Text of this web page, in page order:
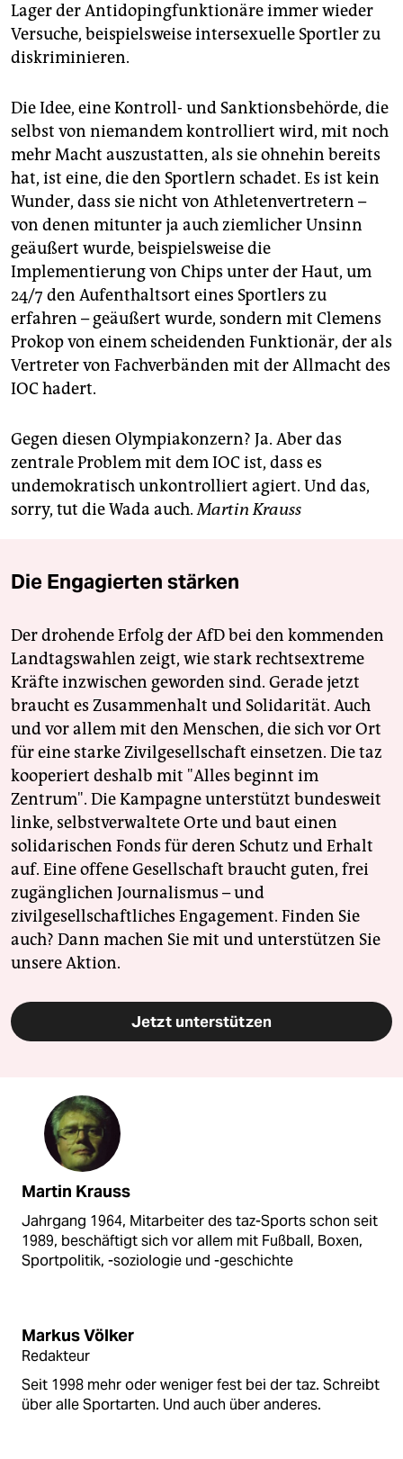
Lager der Antidopingfunktionäre immer wieder
Versuche, beispielsweise intersexuelle Sportler zu
diskriminieren.
Die Idee, eine Kontroll- und Sanktionsbehörde, die
selbst von niemandem kontrolliert wird, mit noch
mehr Macht auszustatten, als sie ohnehin bereits
hat, ist eine, die den Sportlern schadet. Es ist kein
Wunder, dass sie nicht von Athletenvertretern –
von denen mitunter ja auch ziemlicher Unsinn
geäußert wurde, beispielsweise die
Implementierung von Chips unter der Haut, um
24/7 den Aufenthaltsort eines Sportlers zu
erfahren – geäußert wurde, sondern mit Clemens
Prokop von einem scheidenden Funktionär, der als
Vertreter von Fachverbänden mit der Allmacht des
IOC hadert.
Gegen diesen Olympiakonzern? Ja. Aber das
zentrale Problem mit dem IOC ist, dass es
undemokratisch unkontrolliert agiert. Und das,
sorry, tut die Wada auch.Martin Krauss
Die Engagierten stärken
Der drohende Erfolg der AfD bei den kommenden
Landtagswahlen zeigt, wie stark rechtsextreme
Kräfte inzwischen geworden sind. Gerade jetzt
braucht es Zusammenhalt und Solidarität. Auch
und vor allem mit den Menschen, die sich vor Ort
für eine starke Zivilgesellschaft einsetzen. Die taz
kooperiert deshalb mit "Alles beginnt im
Zentrum". Die Kampagne unterstützt bundesweit
linke, selbstverwaltete Orte und baut einen
solidarischen Fonds für deren Schutz und Erhalt
auf. Eine offene Gesellschaft braucht guten, frei
zugänglichen Journalismus – und
zivilgesellschaftliches Engagement. Finden Sie
auch? Dann machen Sie mit und unterstützen Sie
unsere Aktion.
Jetzt unterstützen
Martin Krauss
Jahrgang 1964, Mitarbeiter des taz-Sports schon seit
1989, beschäftigt sich vor allem mit Fußball, Boxen,
Sportpolitik, -soziologie und -geschichte
Markus Völker
Redakteur
Seit 1998 mehr oder weniger fest bei der taz. Schreibt
über alle Sportarten. Und auch über anderes.